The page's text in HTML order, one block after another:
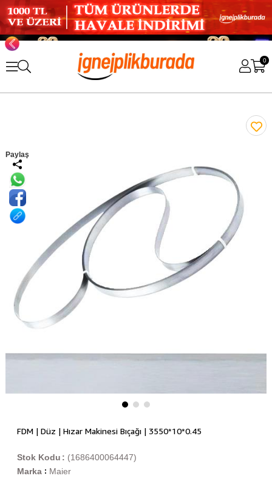
0
Paylaş
FDM | Düz | Hızar Makinesi Bıçağı | 3550*10*0.45
(1686400064447)
Stok Kodu
Marka : Maier